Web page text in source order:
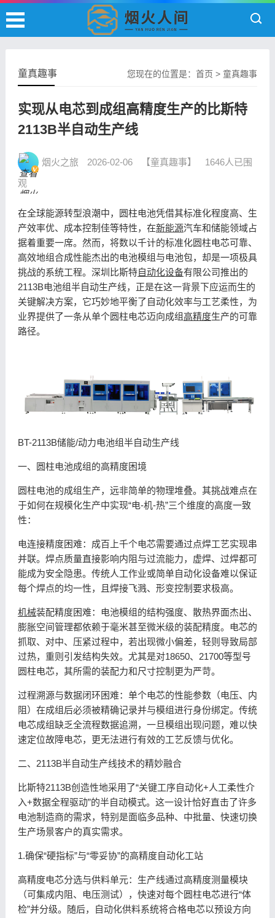
您现在的位置是：首页 >童真趣事
童真趣事
实现从电芯到成组高精度生产的比斯特
2113B半自动生产线
烟火之旅 2026-02-06 【童真趣事】
1646人已围
观
在全球能源转型浪潮中，圆柱电池凭借其标准化程度高、生
产效率优、成本控制佳等特性，在新能源汽车和储能领域占
据着重要一席。然而，将数以千计的标准化圆柱电芯可靠、
高效地组合成性能杰出的电池模组与电池包，却是一项极具
挑战的系统工程。深圳比斯特自动化设备有限公司推出的
2113B电池组半自动生产线，正是在这一背景下应运而生的
关键解决方案，它巧妙地平衡了自动化效率与工艺柔性，为
业界提供了一条从单个圆柱电芯迈向成组高精度生产的可靠
路径。
BT-2113B储能/动力电池组半自动生产线
一、圆柱电池成组的高精度困境
圆柱电池的成组生产，远非简单的物理堆叠。其挑战难点在
于如何在规模化生产中实现“电-机-热”三个维度的高度一致
性：
电连接精度困难：成百上千个电芯需要通过点焊工艺实现串
并联。焊点质量直接影响内阻与过流能力，虚焊、过焊都可
能成为安全隐患。传统人工作业或简单自动化设备难以保证
每个焊点的均一性，且焊接飞溅、形变控制要求极高。
机械装配精度困难：电池模组的结构强度、散热界面杰出、
膨胀空间管理都依赖于毫米甚至微米级的装配精度。电芯的
抓取、对中、压紧过程中，若出现微小偏差，轻则导致局部
过热，重则引发结构失效。尤其是对18650、21700等型号
圆柱电芯，其所需的装配力和尺寸控制更为严苛。
过程溯源与数据闭环困难：单个电芯的性能参数（电压、内
阻）在成组后必须被精确记录并与模组进行身份绑定。传统
电芯成组缺乏全流程数据追溯，一旦模组出现问题，难以快
速定位故障电芯，更无法进行有效的工艺反馈与优化。
二、2113B半自动生产线技术的精妙融合
比斯特2113B创造性地采用了“关键工序自动化+人工柔性介
入+数据全程驱动”的半自动模式。这一设计恰好直击了许多
电池制造商的需求，特别是面临多品种、中批量、快速切换
生产场景客户的真实需求。
1.确保“硬指标”与“零妥协”的高精度自动化工站
高精度电芯分选与供料单元：生产线通过高精度测量模块
（可集成内阻、电压测试），快速对每个圆柱电芯进行“体
检”并分级。随后，自动化供料系统将合格电芯以预设方向